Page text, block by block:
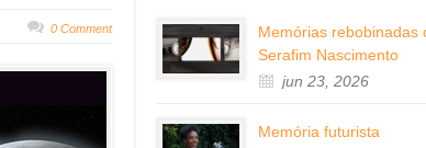
0 Comment
Memórias rebobinadas
Serafim Nascimento
jun 23, 2026
Memória futurista